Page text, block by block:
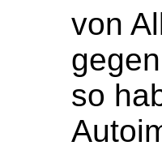
von
so